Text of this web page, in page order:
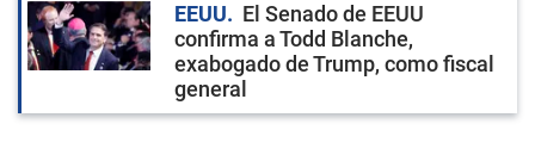
EEUU
El Senado de EEUU
confirma a Todd Blanche,
exabogado de Trump, como fiscal
general